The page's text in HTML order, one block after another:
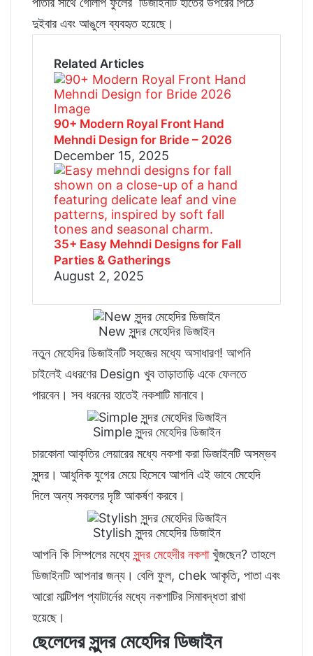
দুইবার এবং আঙুলে ব্যবহৃত হয়েছে।
Related Articles
90+ Modern Royal Front Hand
Mehndi Design for Bride – 2026
December 15, 2025
35+ Easy Mehndi Designs for Fall
Parties & Gatherings
August 2, 2025
New সুন্দর মেহেদির ডিজাইন
নতুন মেহেদির ডিজাইনটি সহজের মধ্যে অসাধারণ! আপনি
চাইলেই এধরণের Design খুব তাড়াতাড়ি একে ফেলতে
পারবেন। সব ধরনের হাতেই নকশাটি মানাবে।
Simple সুন্দর মেহেদির ডিজাইন
চারকোনা আকৃতির লেয়ারের মধ্যে নকশা করা ডিজাইনটি অসম্ভব
সুন্দর। আধুনিক যুগের মেয়ে হিসেবে আপনি এই ভাবে মেহেদি
দিলে অন্য সকলের দৃষ্টি আকর্ষণ করবে।
Stylish সুন্দর মেহেদির ডিজাইন
আপনি কি সিম্পলের মধ্যে সুন্দর মেহেদীর নকশাখুঁজছেন? তাহলে
ডিজাইনটি আপনার জন্য। বেলি ফুল, chek আকৃতি, পাতা এবং
আরো মাল্টিপল প্যাটার্নের মধ্যে নকশাটির সিমাবদ্ধতা রাখা
হয়েছে।
ছেলেদের সুন্দর মেহেদির ডিজাইন